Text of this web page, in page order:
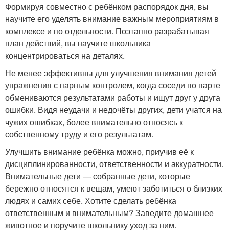
Формируя совместно с ребёнком распорядок дня, вы
научите его уделять внимание важным мероприятиям в
комплексе и по отдельности. Поэтапно разрабатывая
план действий, вы научите школьника
концентрироваться на деталях.
Не менее эффективны для улучшения внимания детей
упражнения с парным контролем, когда соседи по парте
обмениваются результатами работы и ищут друг у друга
ошибки. Видя неудачи и недочёты других, дети учатся на
чужих ошибках, более внимательно относясь к
собственному труду и его результатам.
Улучшить внимание ребёнка можно, приучив её к
дисциплинированности, ответственности и аккуратности.
Внимательные дети — собранные дети, которые
бережно относятся к вещам, умеют заботиться о близких
людях и самих себе. Хотите сделать ребёнка
ответственным и внимательным? Заведите домашнее
животное и поручите школьнику уход за ним.